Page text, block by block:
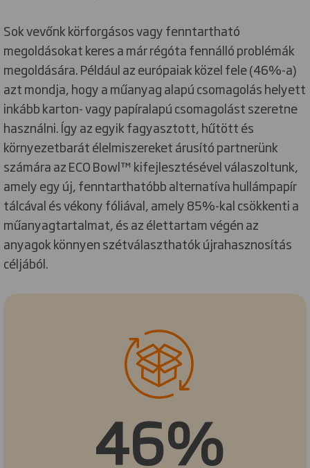
Sok vevőnk körforgásos vagy fenntartható
megoldásokat keres a már régóta fennálló problémák
megoldására. Például az európaiak közel fele (46%-a)
azt mondja, hogy a műanyag alapú csomagolás helyett
inkább karton- vagy papíralapú csomagolást szeretne
használni. Így az egyik fagyasztott, hűtött és
környezetbarát élelmiszereket árusító partnerünk
számára az ECO Bowl™ kifejlesztésével válaszoltunk,
amely egy új, fenntarthatóbb alternatíva hullámpapír
tálcával és vékony fóliával, amely 85%-kal csökkenti a
műanyagtartalmat, és az élettartam végén az
anyagok könnyen szétválaszthatók újrahasznosítás
céljából.
46%